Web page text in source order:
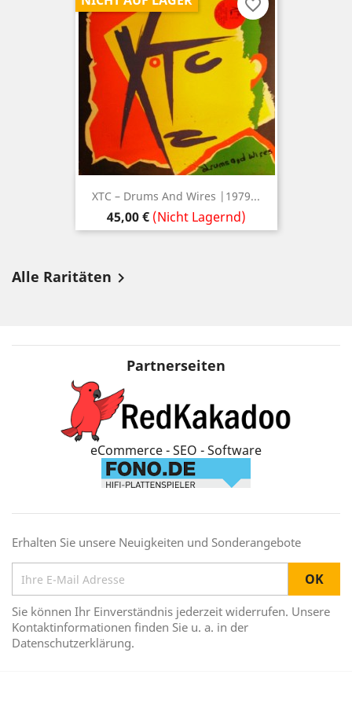
XTC – Drums And Wires |1979...
Preis
45,00 € (Nicht Lagernd)
favorite_border
Alle Raritäten 
Partnerseiten
eCommerce - SEO - Software
Erhalten Sie unsere Neuigkeiten und Sonderangebote
Sie können Ihr Einverständnis jederzeit widerrufen. Unsere
Kontaktinformationen finden Sie u. a. in der
Datenschutzerklärung.